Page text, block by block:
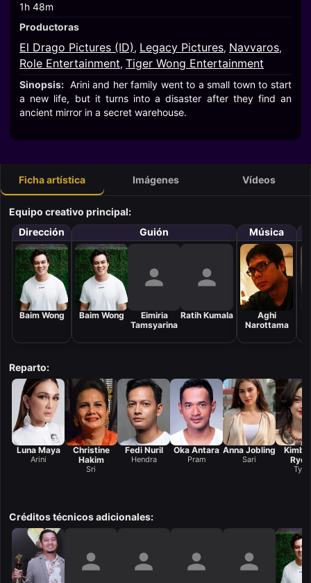
1h 48m
Productoras
El Drago Pictures (ID), Legacy Pictures, Navvaros,
Role Entertainment, Tiger Wong Entertainment
Sinopsis: Arini and her family went to a small town to start
a new life, but it turns into a disaster after they find an
ancient mirror in a secret warehouse.
Ficha artística Imágenes Vídeos
Equipo creativo principal:
Dirección
Baim Wong
Guión
Baim Wong
Eimiria
Tamsyarina
Ratih Kumala
Música
Aghi
Narottama
Reparto:
Luna Maya
Arini
Christine
Hakim
Sri
Fedi Nuril
Hendra
Oka Antara
Pram
Anna Jobling
Sari
Tyas
Créditos técnicos adicionales: